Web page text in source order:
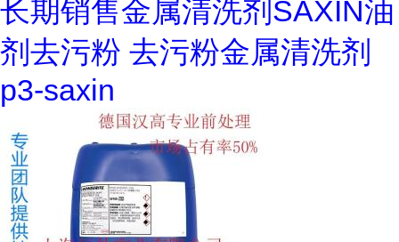
长期销售金属清洗剂SAXIN油
剂去污粉 去污粉金属清洗剂
p3-saxin